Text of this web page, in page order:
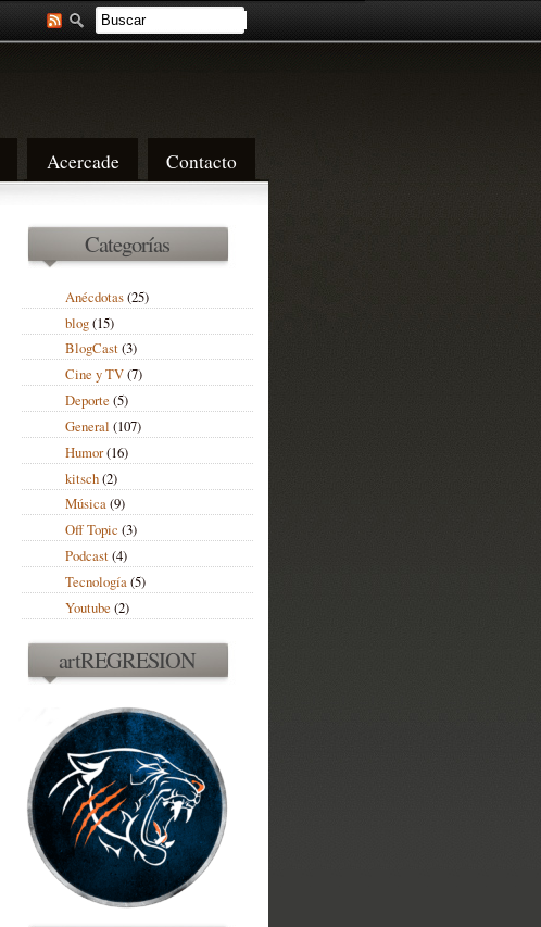
Acercade Contacto
Categorías
Anécdotas(25)
blog(15)
BlogCast(3)
Cine y TV(7)
Deporte (5)
General (107)
Humor(16)
kitsch(2)
Música(9)
Off Topic (3)
Podcast(4)
Tecnología(5)
Youtube (2)
artREGRESION